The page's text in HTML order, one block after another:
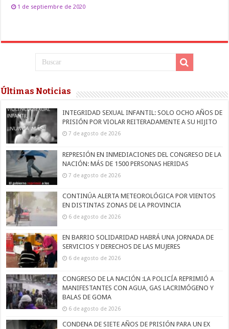
1 de septiembre de 2020
Últimas Noticias
INTEGRIDAD SEXUAL INFANTIL: SOLO OCHO AÑOS DE
PRISIÓN POR VIOLAR REITERADAMENTE A SU HIJITO
7 de agosto de 2026
REPRESIÓN EN INMEDIACIONES DEL CONGRESO DE LA
NACIÓN: MÁS DE 1500 PERSONAS HERIDAS
7 de agosto de 2026
CONTINÚA ALERTA METEOROLÓGICA POR VIENTOS
EN DISTINTAS ZONAS DE LA PROVINCIA
6 de agosto de 2026
EN BARRIO SOLIDARIDAD HABRÁ UNA JORNADA DE
SERVICIOS Y DERECHOS DE LAS MUJERES
6 de agosto de 2026
CONGRESO DE LA NACIÓN :LA POLICÍA REPRIMIÓ A
MANIFESTANTES CON AGUA, GAS LACRIMÓGENO Y
BALAS DE GOMA
6 de agosto de 2026
CONDENA DE SIETE AÑOS DE PRISIÓN PARA UN EX